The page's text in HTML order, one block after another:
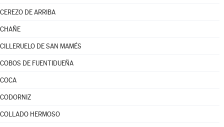
CEREZO DE ARRIBA
CHAÑE
CILLERUELO DE SAN MAMÉS
COBOS DE FUENTIDUEÑA
COCA
CODORNIZ
COLLADO HERMOSO